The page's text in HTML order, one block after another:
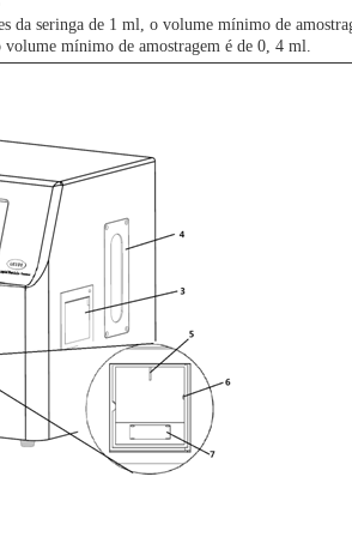
da seringa de 1 ml, o volume mínimo de
volume mínimo de amostragem é de 0, 4 ml.